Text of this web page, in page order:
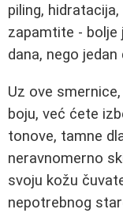
piling,
zapamtite - bolje
dana, nego
Uz ove
boju, već ćete
tonove, tamne
neravnomerno
svoju kožu
nepotrebnog